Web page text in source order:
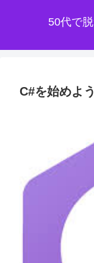
50代で
C#を始めよ